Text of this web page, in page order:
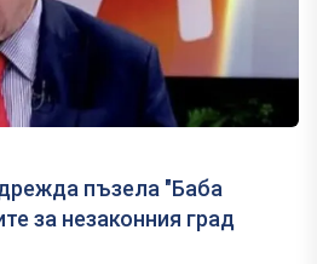
пъзела "Баба
за незаконния град